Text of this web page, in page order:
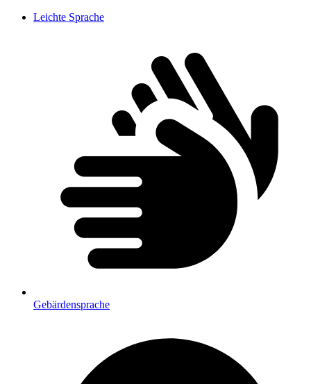
Leichte Sprache
Gebärdensprache